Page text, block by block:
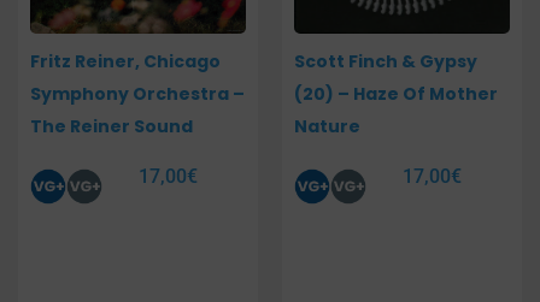
Fritz Reiner, Chicago
Symphony Orchestra –
The Reiner Sound
17,00€
Scott Finch & Gypsy
(20) – Haze Of Mother
Nature
17,00€